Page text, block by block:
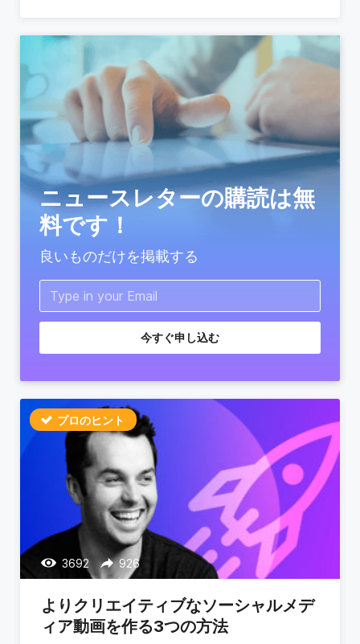
ニュースレターの購読は無
料です！
良いものだけを掲載する
今すぐ申し込む
プロのヒント
3692 926
よりクリエイティブなソーシャルメデ
ィア動画を作る3つの方法